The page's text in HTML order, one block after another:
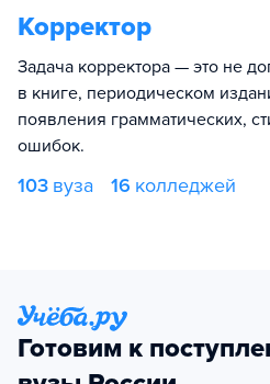
Корректор
Задача корректора — это не
в книге, периодическом
появления грамматических,
ошибок.
103 вуза 16 колледжей
Готовим к